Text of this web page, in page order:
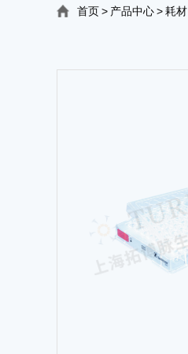
首页> 产品中心>耗材